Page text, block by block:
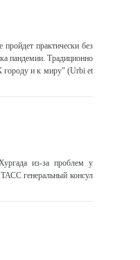
практически без
пандемии. Традиционно
городу и к миру" (Urbi et
из-за проблем у
генеральный консул